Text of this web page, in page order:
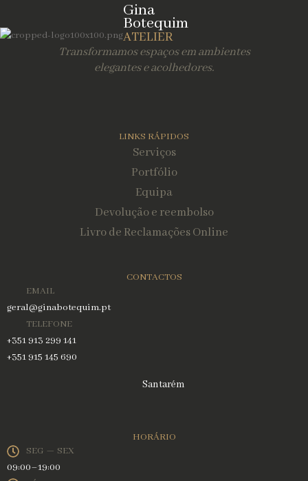
Gina
Botequim
ATELIER
Transformamos espaços em ambientes
elegantes e acolhedores.
LINKS RÁPIDOS
Serviços
Portfólio
Equipa
Devolução e reembolso
Livro de Reclamações Online
CONTACTOS
EMAIL
geral@ginabotequim.pt
TELEFONE
+351 913 299 141
+351 915 145 690
Santarém
HORÁRIO
SEG — SEX
09:00–19:00